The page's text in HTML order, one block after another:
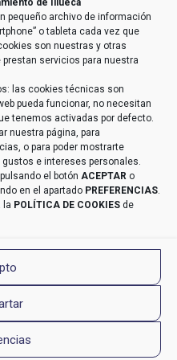
de Illueca
pequeño archivo de información
o tableta cada vez que
son nuestras y otras
servicios para nuestra
las cookies técnicas son
pueda funcionar, no necesitan
tenemos activadas por defecto.
nuestra página, para
o para poder mostrarte
e intereses personales.
el botón ACEPTAR o
en el apartado PREFERENCIAS.
la POLÍTICA DE COOKIES de
autorizado podrá tener
que le pedimos /
saber qué información
y eliminarla, tal y
adicional
web / Información
en el apartado“POLÍTICA
web / Datos de
WebEstudio Digital